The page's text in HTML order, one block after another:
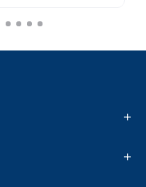
+
+